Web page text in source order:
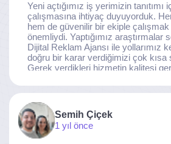
Yeni açtığımız iş yerimizin
çalışmasına ihtiyaç duyuyorduk.
hem de güvenilir bir ekiple
önemliydi. Yaptığımız araştırmalar
Dijital Reklam Ajansı ile yollarımız
doğru bir karar verdiğimizi çok kısa
Gerek verdikleri hizmetin kalitesi
noktaya ulaştı. Kaliteden asla taviz
ekibine gönülden teşekkür ederiz.
Semih Çiçek
1 yıl önce